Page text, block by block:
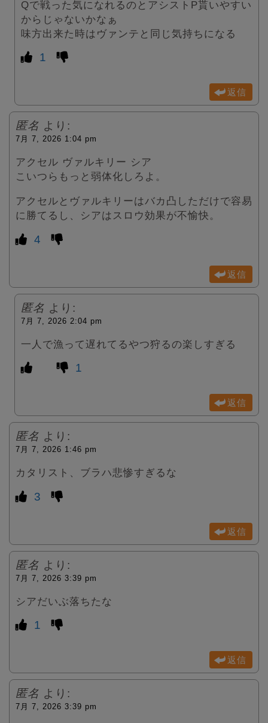
Qで戦った気になれるのとアシストP貰いやすい
からじゃないかなぁ
味方出来た時はヴァンテと同じ気持ちになる
1
返信
匿名 より:
7月 7, 2026 1:04 pm
アクセル ヴァルキリー シア
こいつらもっと弱体化しろよ。
アクセルとヴァルキリーはバカ凸しただけで容易
に勝てるし、シアはスロウ効果が不愉快。
4
返信
匿名 より:
7月 7, 2026 2:04 pm
一人で漁って遅れてるやつ狩るの楽しすぎる
1
返信
匿名 より:
7月 7, 2026 1:46 pm
カタリスト、ブラハ悲惨すぎるな
3
返信
匿名 より:
7月 7, 2026 3:39 pm
シアだいぶ落ちたな
1
返信
匿名 より:
7月 7, 2026 3:39 pm